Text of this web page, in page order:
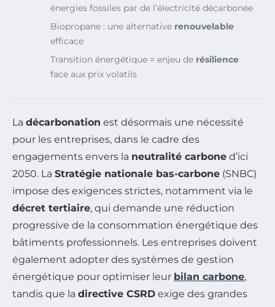
énergies fossiles par de l’électricité décarbonée
Biopropane : une alternative renouvelable
efficace
Transition énergétique = enjeu de résilience
face aux prix volatils
La décarbonation est désormais une nécessité
pour les entreprises, dans le cadre des
engagements envers la neutralité carbone d’ici
2050. La Stratégie nationale bas-carbone (SNBC)
impose des exigences strictes, notamment via le
décret tertiaire, qui demande une réduction
progressive de la consommation énergétique des
bâtiments professionnels. Les entreprises doivent
également adopter des systèmes de gestion
énergétique pour optimiser leur bilan carbone,
tandis que la directive CSRD exige des grandes